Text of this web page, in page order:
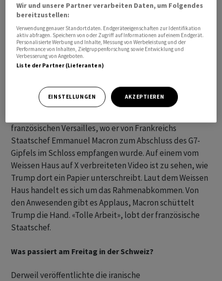
Eine endgültige Vereinbarung zwischen den USA und
dem Iran soll innerhalb von 60 Tagen erzielt werden. Der
Zeitraum ist, wenn beide Seiten zustimmen,
verlängerbar. Ob es am Ende zu einer Lösung auch im
Streit um das umstrittene iranische Atomprogramm
kommt, ist jedoch keineswegs sicher.
Trump unterschreibt in Versailles
französischen Versailles, wo er von Frankreichs
Staatschef Emmanuel Macron zum Abschluss des G7-
Gipfels im Schloss empfangen wurde. Auf einem vom
Weissen Haus auf X verbreiteten Video ist zu sehen, wie
Trump dort ein Papier unterschreibt. Laut dem Weissen
Haus handelt es sich um das Rahmenabkommen. Von
den Anwesenden gibt es Applaus, Macron schüttelt
Trump die Hand. «Tolle Arbeit», lobt der französische
Staatschef.
Was passiert am Freitag in der Schweiz?
Derweil veröffentlichte die iranische
Wir und unsere Partner verarbeiten Daten, um Folgendes
bereitzustellen:
Verwendung genauer Standortdaten. Endgeräteeigenschaften zur Identifikation
aktiv abfragen. Speichern von oder Zugriff auf Informationen auf einem Endgerät.
Personalisierte Werbung und Inhalte, Messung von Werbeleistung und der
Performance von Inhalten, Zielgruppenforschung sowie Entwicklung und
Verbesserung von Angeboten.
Liste der Partner (Lieferanten)
EINSTELLUNGEN AKZEPTIEREN